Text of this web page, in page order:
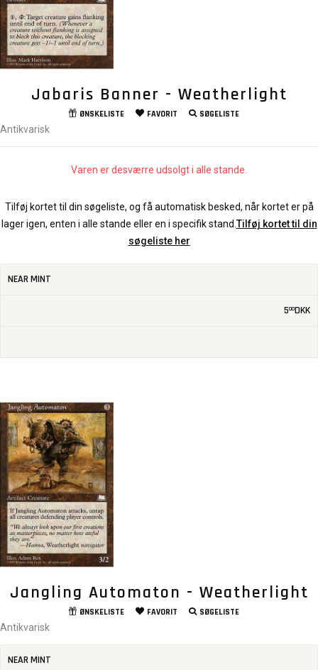
Jabaris Banner - Weatherlight
ØNSKELISTE FAVORIT SØGELISTE
Antikvarisk
Varen er desværre udsolgt i alle stande.
Tilføj kortet til din søgeliste, og få automatisk besked, når kortet er på
lager igen, enten i alle stande eller en i specifik stand. Tilføj kortet til din
søgeliste her
NEAR MINT
500DKK
Jangling Automaton - Weatherlight
ØNSKELISTE FAVORIT SØGELISTE
Antikvarisk
NEAR MINT